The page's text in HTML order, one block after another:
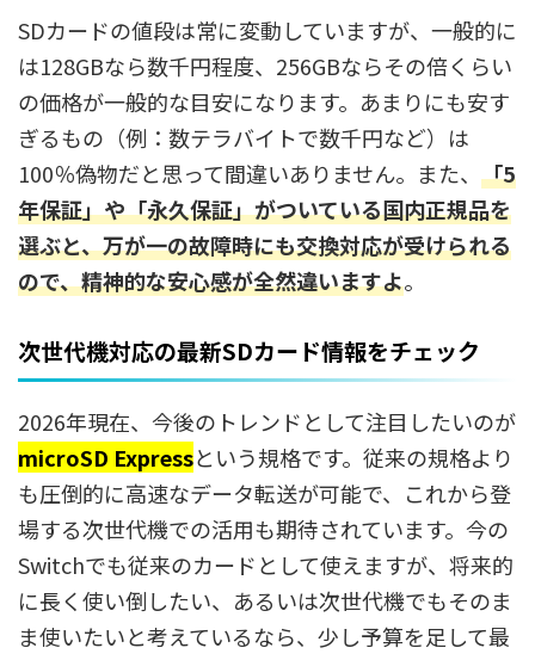
SDカードの値段は常に変動していますが、一般的に
は128GBなら数千円程度、256GBならその倍くらい
の価格が一般的な目安になります。あまりにも安す
ぎるもの（例：数テラバイトで数千円など）は
100％偽物だと思って間違いありません。また、 「5
年保証」や「永久保証」がついている国内正規品を
選ぶと、万が一の故障時にも交換対応が受けられる
ので、精神的な安心感が全然違いますよ。
次世代機対応の最新SDカード情報をチェック
2026年現在、今後のトレンドとして注目したいのが
microSD Expressという規格です。従来の規格より
も圧倒的に高速なデータ転送が可能で、これから登
場する次世代機での活用も期待されています。今の
Switchでも従来のカードとして使えますが、将来的
に長く使い倒したい、あるいは次世代機でもそのま
ま使いたいと考えているなら、少し予算を足して最